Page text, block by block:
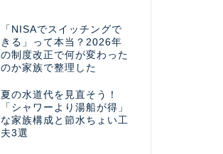
「NISAでスイッチングで
きる」って本当？2026年
の制度改正で何が変わった
のか家族で整理した
夏の水道代を見直そう！
「シャワーより湯船が得」
な家族構成と節水ちょい工
夫3選